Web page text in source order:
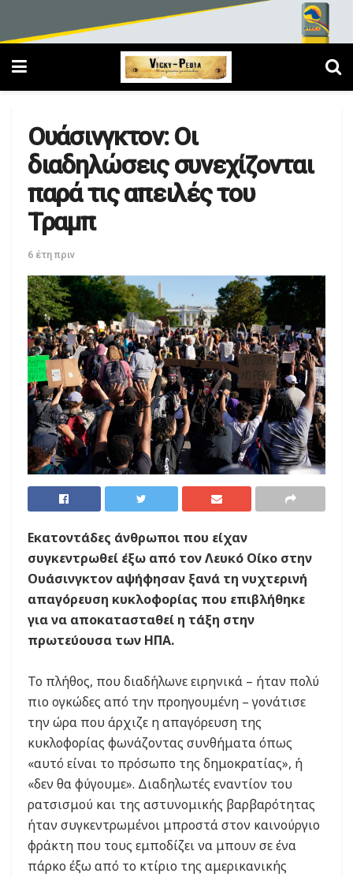
Ουάσινγκτον: Οι
διαδηλώσεις συνεχίζονται
παρά τις απειλές του
Τραμπ
6 έτη πριν
Εκατοντάδες άνθρωποι που είχαν
συγκεντρωθεί έξω από τον Λευκό Οίκο στην
Ουάσινγκτον αψήφησαν ξανά τη νυχτερινή
απαγόρευση κυκλοφορίας που επιβλήθηκε
για να αποκατασταθεί η τάξη στην
πρωτεύουσα των ΗΠΑ.
Το πλήθος, που διαδήλωνε ειρηνικά – ήταν πολύ
πιο ογκώδες από την προηγουμένη – γονάτισε
την ώρα που άρχιζε η απαγόρευση της
κυκλοφορίας φωνάζοντας συνθήματα όπως
«αυτό είναι το πρόσωπο της δημοκρατίας», ή
«δεν θα φύγουμε». Διαδηλωτές εναντίον του
ρατσισμού και της αστυνομικής βαρβαρότητας
ήταν συγκεντρωμένοι μπροστά στον καινούργιο
φράκτη που τους εμποδίζει να μπουν σε ένα
πάρκο έξω από το κτίριο της αμερικανικής